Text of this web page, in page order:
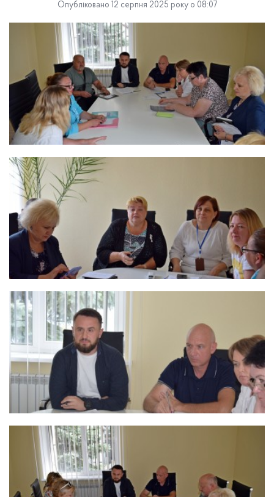
Опубліковано 12 серпня 2025 року о 08:07